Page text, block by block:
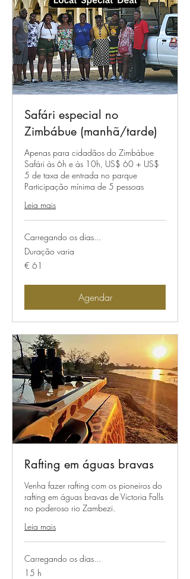
Safári especial no
Zimbábue (manhã/tarde)
Apenas para cidadãos do Zimbábue
Safári às 6h e às 10h, US$ 60 + US$
5 de taxa de entrada no parque
Participação mínima de 5 pessoas
Leia mais
Carregando os dias...
Duração varia
61
Euros
€ 61
Agendar
Rafting em águas bravas
Venha fazer rafting com os pioneiros do
rafting em águas bravas de Victoria Falls
no poderoso rio Zambezi.
Leia mais
Carregando os dias...
15 h